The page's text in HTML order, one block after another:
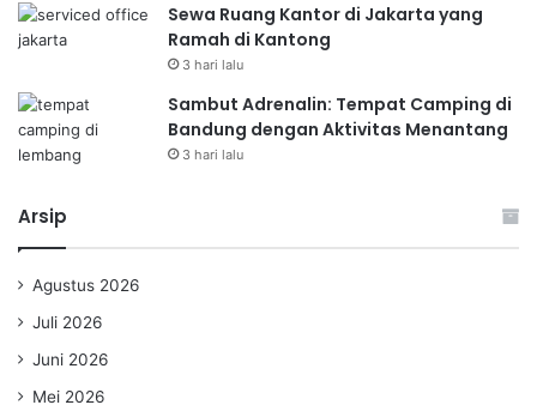
Sewa Ruang Kantor di Jakarta yang
Ramah di Kantong
3 hari lalu
Sambut Adrenalin: Tempat Camping di
Bandung dengan Aktivitas Menantang
3 hari lalu
Arsip
Agustus 2026
Juli 2026
Juni 2026
Mei 2026